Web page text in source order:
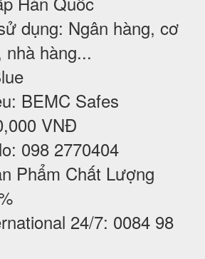
dụng: Ngân hàng, cơ
hàng...
BEMC Safes
VNĐ
098 2770404
Phẩm Chất Lượng
24/7: 0084 98